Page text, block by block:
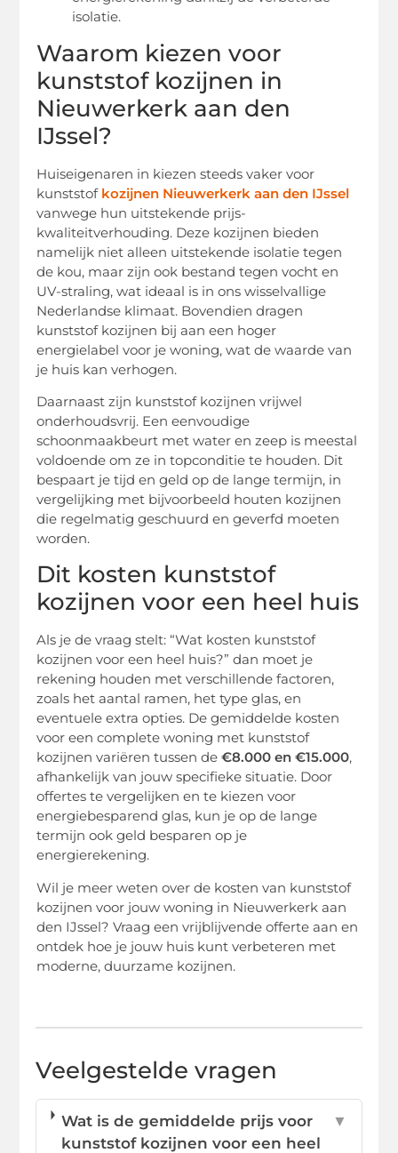
isolatie.
Waarom kiezen voor
kunststof kozijnen in
Nieuwerkerk aan den
IJssel?
Huiseigenaren in kiezen steeds vaker voor
kunststof kozijnen Nieuwerkerk aan den IJssel
vanwege hun uitstekende prijs-
kwaliteitverhouding. Deze kozijnen bieden
namelijk niet alleen uitstekende isolatie tegen
de kou, maar zijn ook bestand tegen vocht en
UV-straling, wat ideaal is in ons wisselvallige
Nederlandse klimaat. Bovendien dragen
kunststof kozijnen bij aan een hoger
energielabel voor je woning, wat de waarde van
je huis kan verhogen.
Daarnaast zijn kunststof kozijnen vrijwel
onderhoudsvrij. Een eenvoudige
schoonmaakbeurt met water en zeep is meestal
voldoende om ze in topconditie te houden. Dit
bespaart je tijd en geld op de lange termijn, in
vergelijking met bijvoorbeeld houten kozijnen
die regelmatig geschuurd en geverfd moeten
worden.
Dit kosten kunststof
kozijnen voor een heel huis
Als je de vraag stelt: “Wat kosten kunststof
kozijnen voor een heel huis?” dan moet je
rekening houden met verschillende factoren,
zoals het aantal ramen, het type glas, en
eventuele extra opties. De gemiddelde kosten
voor een complete woning met kunststof
kozijnen variëren tussen de€8.000 en €15.000,
afhankelijk van jouw specifieke situatie. Door
offertes te vergelijken en te kiezen voor
energiebesparend glas, kun je op de lange
termijn ook geld besparen op je
energierekening.
Wil je meer weten over de kosten van kunststof
kozijnen voor jouw woning in Nieuwerkerk aan
den IJssel? Vraag een vrijblijvende offerte aan en
ontdek hoe je jouw huis kunt verbeteren met
moderne, duurzame kozijnen.
Veelgestelde vragen
Wat is de gemiddelde prijs voor
kunststof kozijnen voor een heel
▼